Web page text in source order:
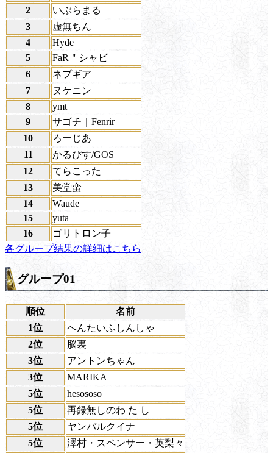
2
いぶらまる
3
虚無ちん
4
Hyde
5
FaR＂シャビ
6
ネプギア
7
ヌケニン
8
ymt
9
サゴチ｜Fenrir
10
ろーじあ
11
かるぴす/GOS
12
てらこった
13
美堂蛮
14
Waude
15
yuta
16
ゴリトロン子
各グループ結果の詳細はこちら
グループ01
順位
名前
1位
へんたいふしんしゃ
2位
脳裏
3位
アントンちゃん
3位
MARIKA
5位
hesososo
5位
再録無しのわ た し
5位
ヤンバルクイナ
5位
澤村・スペンサー・英梨々